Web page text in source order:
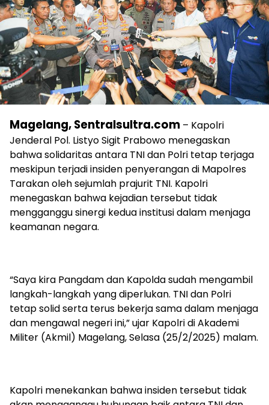
Magelang, Sentralsultra.com – Kapolri
Jenderal Pol. Listyo Sigit Prabowo menegaskan
bahwa solidaritas antara TNI dan Polri tetap terjaga
meskipun terjadi insiden penyerangan di Mapolres
Tarakan oleh sejumlah prajurit TNI. Kapolri
menegaskan bahwa kejadian tersebut tidak
mengganggu sinergi kedua institusi dalam menjaga
keamanan negara.
“Saya kira Pangdam dan Kapolda sudah mengambil
langkah-langkah yang diperlukan. TNI dan Polri
tetap solid serta terus bekerja sama dalam menjaga
dan mengawal negeri ini,” ujar Kapolri di Akademi
Militer (Akmil) Magelang, Selasa (25/2/2025) malam.
Kapolri menekankan bahwa insiden tersebut tidak